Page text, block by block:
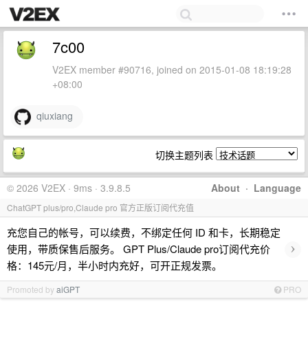
7c00
V2EX member #90716, joined on 2015-01-08 18:19:28
+08:00
qiuxiang
切换主题列表
About · Language
© 2026 V2EX · 9ms · 3.9.8.5
ChatGPT plus/pro,Claude pro 官方正版订阅代充值
充您自己的帐号，可以续费，不绑定任何 ID 和卡，长期稳定
使用，带质保售后服务。 GPT Plus/Claude pro订阅代充价
格：145元/月，半小时内充好，可开正规发票。
›
Promoted byaiGPT PRO